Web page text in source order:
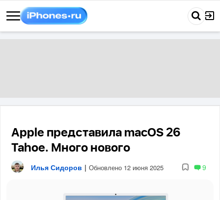
Apple представила macOS 26
Tahoe. Много нового
Илья Сидоров | Обновлено 12 июня 2025 9